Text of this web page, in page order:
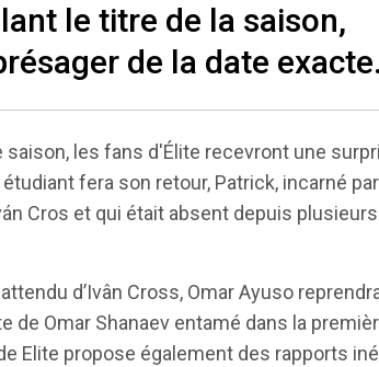
le titre de la saison,
de la date exacte.
saison, les fans d'Élite recevront une
fera son retour, Patrick, incarné par
Cros et qui était absent depuis plusieurs
d’Ivân Cross, Omar Ayuso
de Omar Shanaev entamé dans la
Elite propose également des rapports